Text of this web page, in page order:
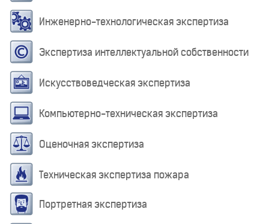
Инженерно-технологическая экспертиза
Экспертиза интеллектуальной собственности
Искусствоведческая экспертиза
Компьютерно-техническая экспертиза
Оценочная экспертиза
Техническая экспертиза пожара
Портретная экспертиза